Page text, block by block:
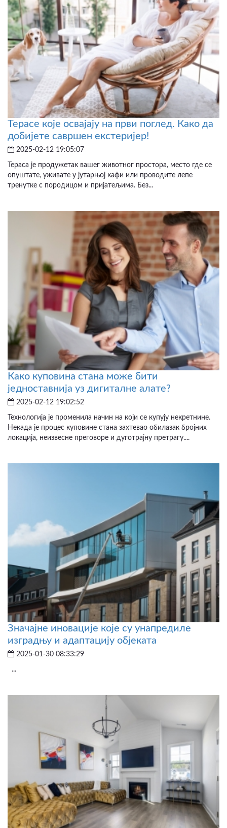
Терасе које освајају на први поглед. Како да
добијете савршен екстеријер!
2025-02-12 19:05:07
Тераса је продужетак вашег животног простора, место где се
опуштате, уживате у јутарњој кафи или проводите лепе
тренутке с породицом и пријатељима. Без...
Како куповина стана може бити
једноставнија уз дигиталне алате?
2025-02-12 19:02:52
Технологија је променила начин на који се купују некретнине.
Некада је процес куповине стана захтевао обилазак бројних
локација, неизвесне преговоре и дуготрајну претрагу....
Значајне иновације које су унапредиле
изградњу и адаптацију објеката
2025-01-30 08:33:29
...